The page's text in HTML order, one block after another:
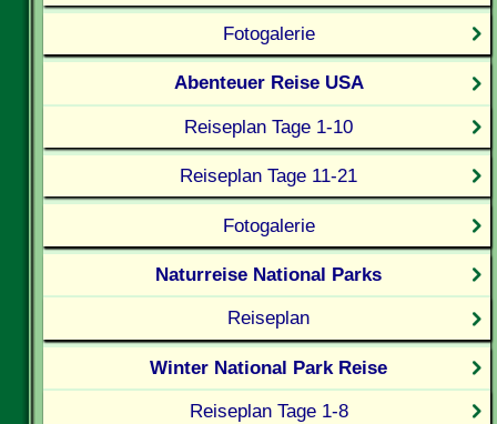
Fotogalerie
Abenteuer Reise USA
Reiseplan Tage 1-10
Reiseplan Tage 11-21
Fotogalerie
Naturreise National Parks
Reiseplan
Winter National Park Reise
Reiseplan Tage 1-8